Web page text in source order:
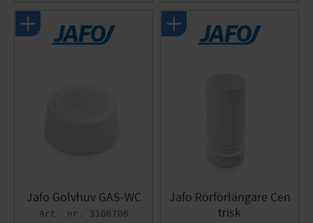
Jafo Golvhuv GAS-WC
3106706
Jafo Rörförlängare Cen
trisk